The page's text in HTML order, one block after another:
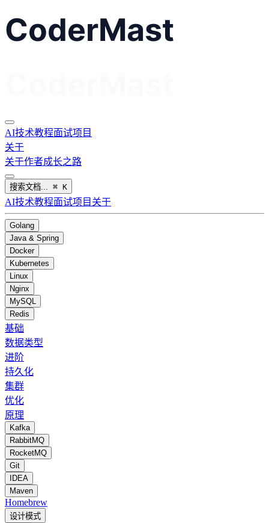
AI技术教程面试项目
关于
关于作者成长之路
搜索文档... ⌘ K
AI技术教程面试项目 关于
Golang
Java & Spring
Docker
Kubernetes
Linux
Nginx
MySQL
Redis
基础
数据类型
进阶
持久化
集群
优化
原理
Kafka
RabbitMQ
RocketMQ
Git
IDEA
Maven
Homebrew
设计模式